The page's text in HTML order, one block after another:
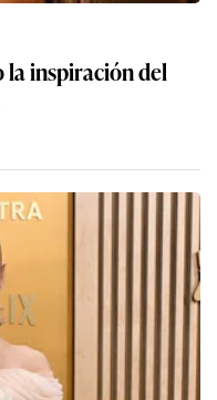
la inspiración del